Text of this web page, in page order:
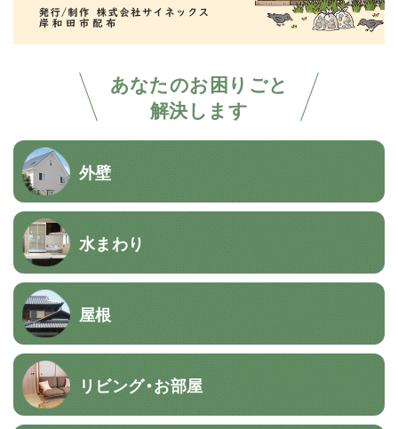
あなたのお困りごと
解決します
外壁
水まわり
屋根
リビング・お部屋